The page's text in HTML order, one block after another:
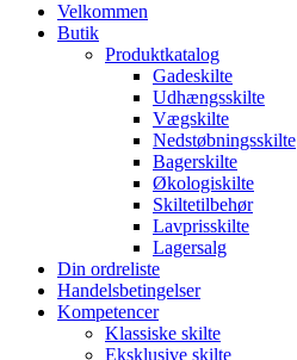
Velkommen
Butik
Produktkatalog
Gadeskilte
Udhængsskilte
Vægskilte
Nedstøbningsskilte
Bagerskilte
Økologiskilte
Skiltetilbehør
Lavprisskilte
Lagersalg
Din ordreliste
Handelsbetingelser
Kompetencer
Klassiske skilte
Eksklusive skilte